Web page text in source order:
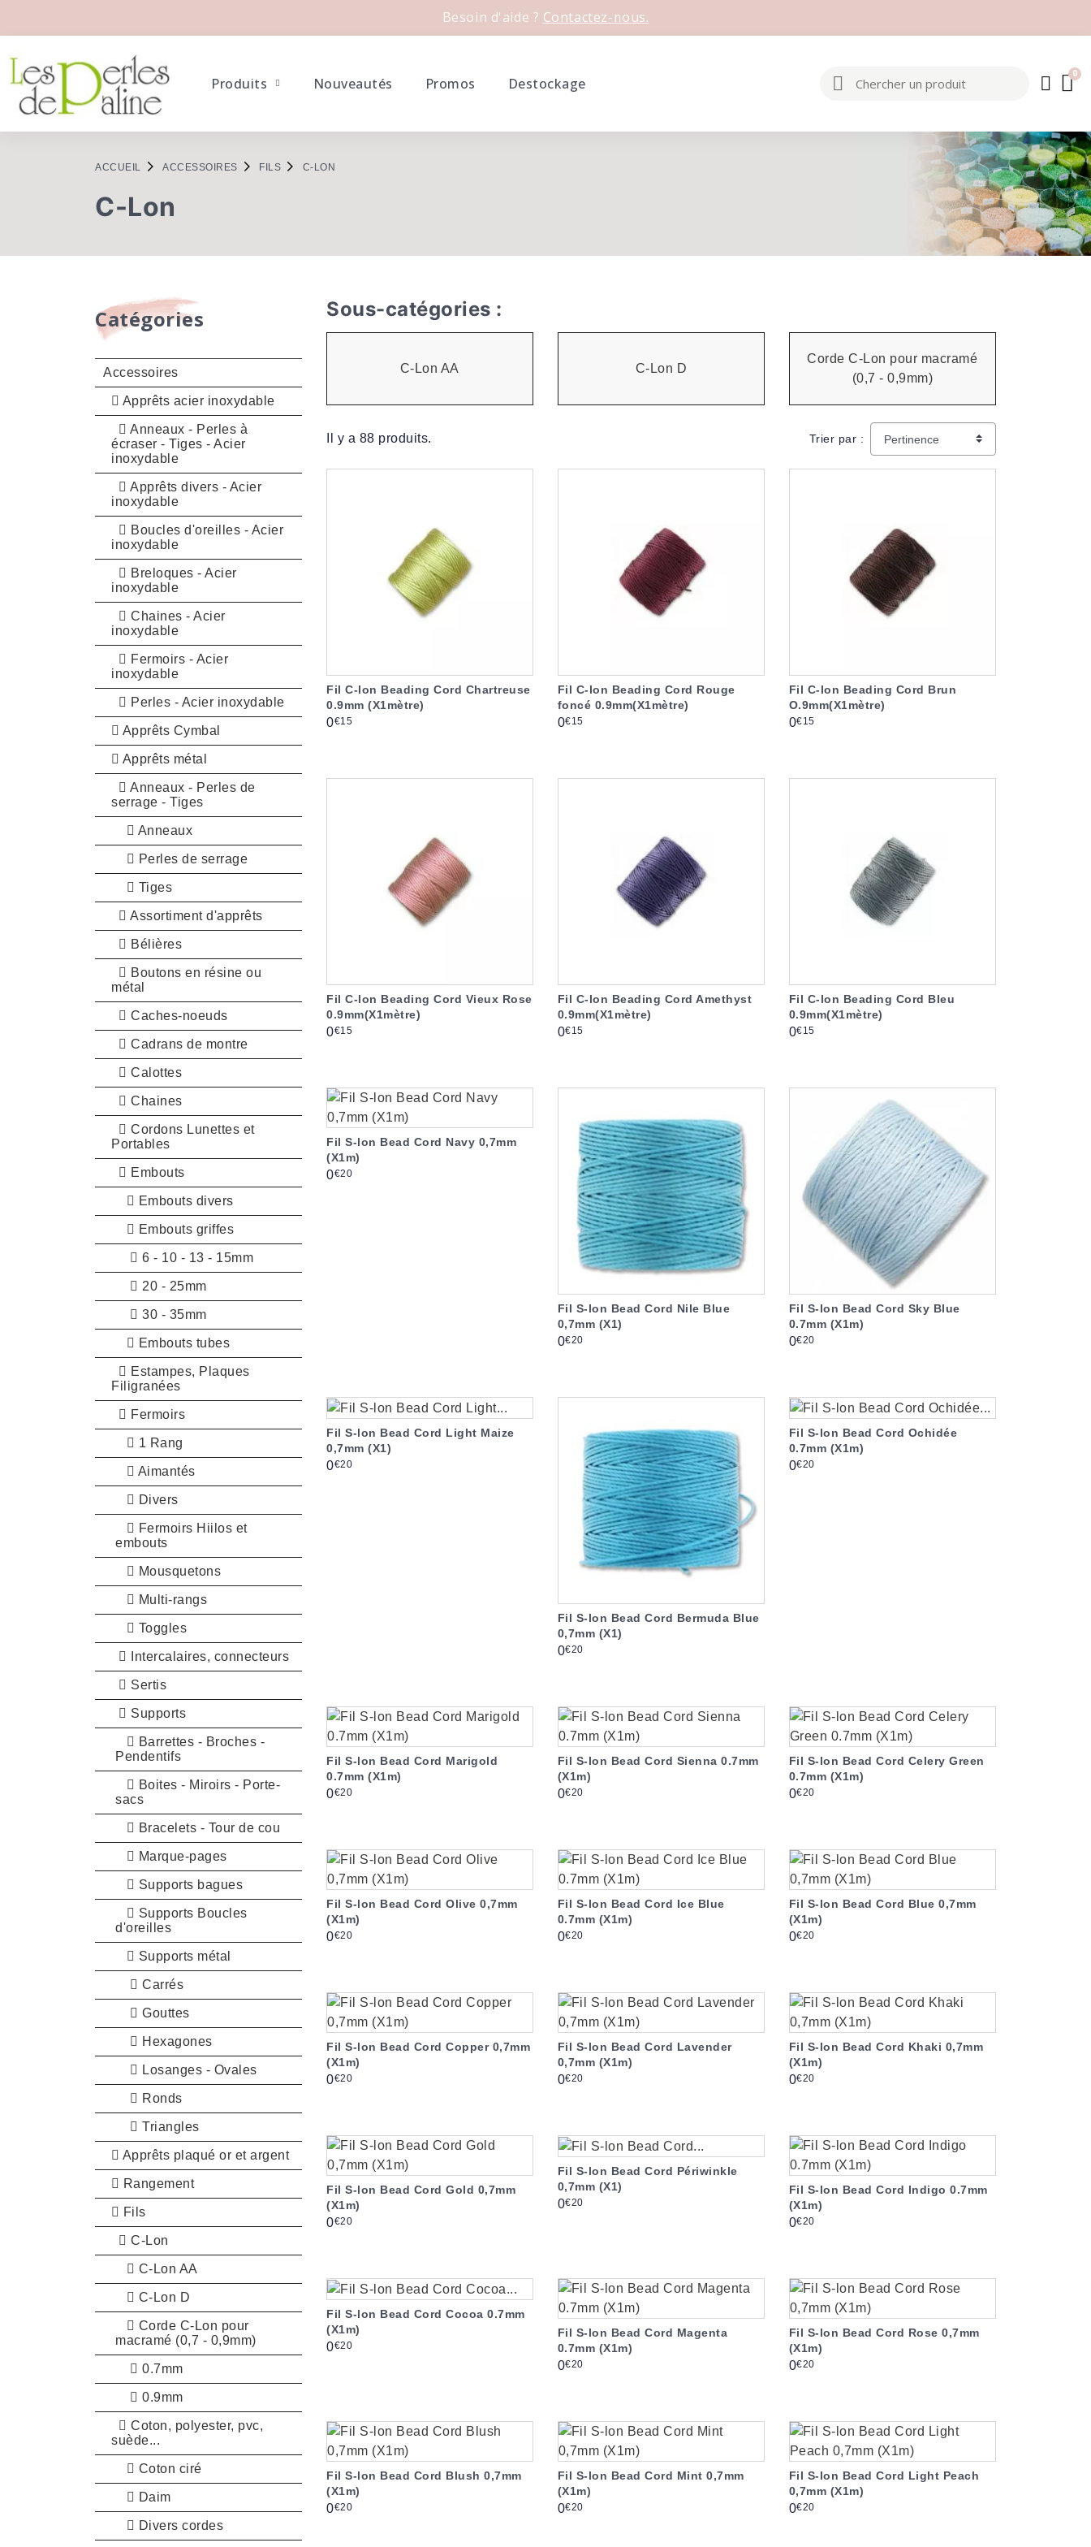
Besoin d'aide ? Contactez-nous.
Produits Nouveautés Promos Destockage
ACCUEIL ACCESSOIRES FILS C-LON
C-Lon
Catégories
Accessoires
Apprêts acier inoxydable
Anneaux - Perles à
écraser - Tiges - Acier
inoxydable
Apprêts divers - Acier
inoxydable
Boucles d'oreilles - Acier
inoxydable
Breloques - Acier
inoxydable
Chaines - Acier
inoxydable
Fermoirs - Acier
inoxydable
Perles - Acier inoxydable
Apprêts Cymbal
Apprêts métal
Anneaux - Perles de
serrage - Tiges
Anneaux
Perles de serrage
Tiges
Assortiment d'apprêts
Bélières
Boutons en résine ou
métal
Caches-noeuds
Cadrans de montre
Calottes
Chaines
Cordons Lunettes et
Portables
Embouts
Embouts divers
Embouts griffes
6 - 10 - 13 - 15mm
20 - 25mm
30 - 35mm
Embouts tubes
Estampes, Plaques
Filigranées
Fermoirs
1 Rang
Aimantés
Divers
Fermoirs Hiilos et
embouts
Mousquetons
Multi-rangs
Toggles
Intercalaires, connecteurs
Sertis
Supports
Barrettes - Broches -
Pendentifs
Boites - Miroirs - Porte-
sacs
Bracelets - Tour de cou
Marque-pages
Supports bagues
Supports Boucles
d'oreilles
Supports métal
Carrés
Gouttes
Hexagones
Losanges - Ovales
Ronds
Triangles
Apprêts plaqué or et argent
Rangement
Fils
C-Lon
C-Lon AA
C-Lon D
Corde C-Lon pour
macramé (0,7 - 0,9mm)
0.7mm
0.9mm
Coton, polyester, pvc,
suède...
Coton ciré
Daim
Divers cordes
Sous-catégories :
C-Lon AA C-Lon D
Corde C-Lon pour macramé
(0,7 - 0,9mm)
Il y a 88 produits. Trier par :
Fil C-lon Beading Cord Chartreuse
0.9mm (X1mètre)
Prix
0€15
Fil C-lon Beading Cord Rouge
foncé 0.9mm(X1mètre)
Prix
0€15
Fil C-lon Beading Cord Brun
O.9mm(X1mètre)
Prix
0€15
Fil C-lon Beading Cord Vieux Rose
0.9mm(X1mètre)
Prix
0€15
Fil C-lon Beading Cord Amethyst
0.9mm(X1mètre)
Prix
0€15
Fil C-lon Beading Cord Bleu
0.9mm(X1mètre)
Prix
0€15
Fil S-lon Bead Cord Navy 0,7mm
(X1m)
Prix
0€20
Fil S-lon Bead Cord Nile Blue
0,7mm (X1)
Prix
0€20
Fil S-lon Bead Cord Sky Blue
0.7mm (X1m)
Prix
0€20
Fil S-lon Bead Cord Light Maize
0,7mm (X1)
Prix
0€20
Fil S-lon Bead Cord Bermuda Blue
0,7mm (X1)
Prix
0€20
Fil S-lon Bead Cord Ochidée
0.7mm (X1m)
Prix
0€20
Fil S-lon Bead Cord Marigold
0.7mm (X1m)
Prix
0€20
Fil S-lon Bead Cord Sienna 0.7mm
(X1m)
Prix
0€20
Fil S-lon Bead Cord Celery Green
0.7mm (X1m)
Prix
0€20
Fil S-lon Bead Cord Olive 0,7mm
(X1m)
Prix
0€20
Fil S-lon Bead Cord Ice Blue
0.7mm (X1m)
Prix
0€20
Fil S-lon Bead Cord Blue 0,7mm
(X1m)
Prix
0€20
Fil S-lon Bead Cord Copper 0,7mm
(X1m)
Prix
0€20
Fil S-lon Bead Cord Lavender
0,7mm (X1m)
Prix
0€20
Fil S-lon Bead Cord Khaki 0,7mm
(X1m)
Prix
0€20
Fil S-lon Bead Cord Gold 0,7mm
(X1m)
Prix
0€20
Fil S-lon Bead Cord Périwinkle
0,7mm (X1)
Prix
0€20
Fil S-lon Bead Cord Indigo 0.7mm
(X1m)
Prix
0€20
Fil S-lon Bead Cord Cocoa 0.7mm
(X1m)
Prix
0€20
Fil S-lon Bead Cord Magenta
0.7mm (X1m)
Prix
0€20
Fil S-lon Bead Cord Rose 0,7mm
(X1m)
Prix
0€20
Fil S-lon Bead Cord Blush 0,7mm
(X1m)
Prix
0€20
Fil S-lon Bead Cord Mint 0,7mm
(X1m)
Prix
0€20
Fil S-lon Bead Cord Light Peach
0,7mm (X1m)
Prix
0€20